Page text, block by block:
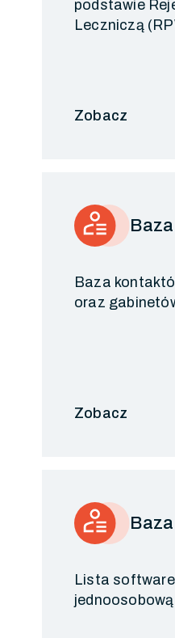
podstawie
Leczniczą
Zobacz
Baza
oraz
Zobacz
Lista